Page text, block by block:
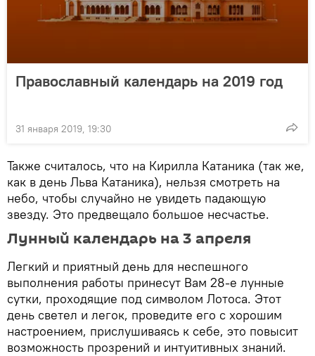
Православный календарь на 2019 год
31 января 2019, 19:30
Также считалось, что на Кирилла Катаника (так же,
как в день Льва Катаника), нельзя смотреть на
небо, чтобы случайно не увидеть падающую
звезду. Это предвещало большое несчастье.
Лунный календарь на 3 апреля
Легкий и приятный день для неспешного
выполнения работы принесут Вам 28-е лунные
сутки, проходящие под символом Лотоса. Этот
день светел и легок, проведите его с хорошим
настроением, прислушиваясь к себе, это повысит
возможность прозрений и интуитивных знаний.